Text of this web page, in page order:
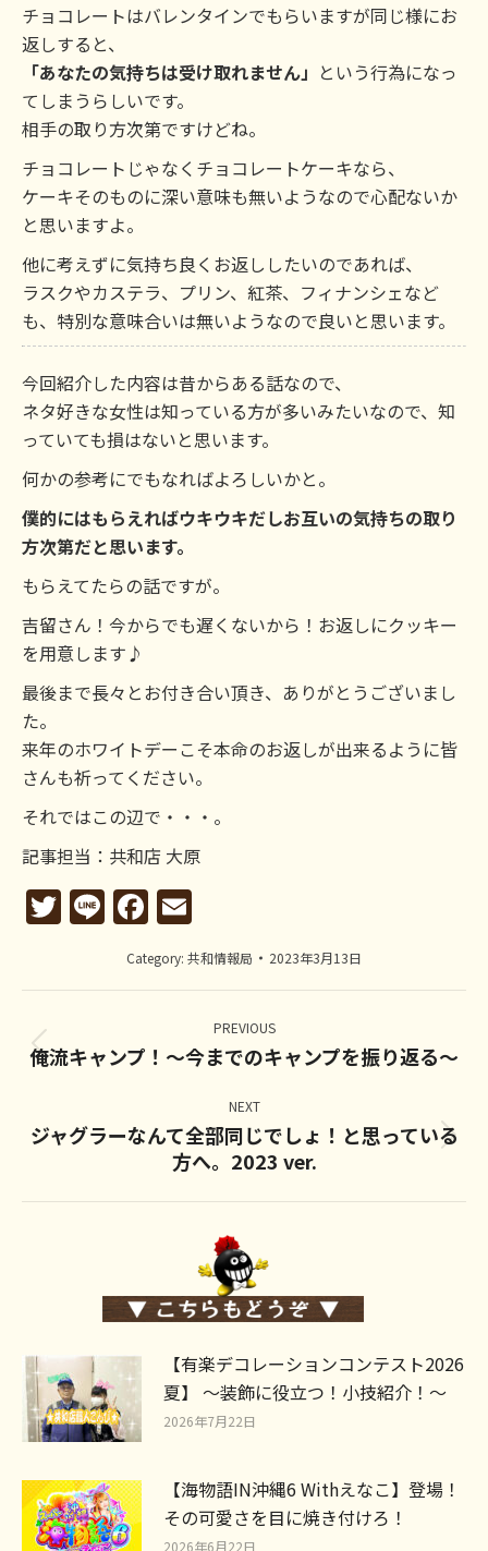
チョコレートはバレンタインでもらいますが同じ様にお
返しすると、
「あなたの気持ちは受け取れません」 という行為になっ
てしまうらしいです。
相手の取り方次第ですけどね。
チョコレートじゃなくチョコレートケーキなら、
ケーキそのものに深い意味も無いようなので心配ないか
と思いますよ。
他に考えずに気持ち良くお返ししたいのであれば、
ラスクやカステラ、プリン、紅茶、フィナンシェなど
も、特別な意味合いは無いようなので良いと思います。
今回紹介した内容は昔からある話なので、
ネタ好きな女性は知っている方が多いみたいなので、知
っていても損はないと思います。
何かの参考にでもなればよろしいかと。
僕的にはもらえればウキウキだしお互いの気持ちの取り
方次第だと思います。
もらえてたらの話ですが。
吉留さん！今からでも遅くないから！お返しにクッキー
を用意します♪
最後まで長々とお付き合い頂き、ありがとうございまし
た。
来年のホワイトデーこそ本命のお返しが出来るように皆
さんも祈ってください。
それではこの辺で・・・。
記事担当：共和店 大原
Twitter
LineFacebook
Category: 共和情報局 2023年3月13日
Post
navigation
PREVIOUS
Previous
俺流キャンプ！～今までのキャンプを振り返る～
NEXT
Next
post:
ジャグラーなんて全部同じでしょ！と思っている
方へ。2023 ver.
【有楽デコレーションコンテスト2026
夏】 ～装飾に役立つ！小技紹介！～
2026年7月22日
【海物語IN沖縄6 Withえなこ】登場！
その可愛さを目に焼き付けろ！
2026年6月22日